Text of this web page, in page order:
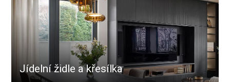
Jídelní židle a křesílka